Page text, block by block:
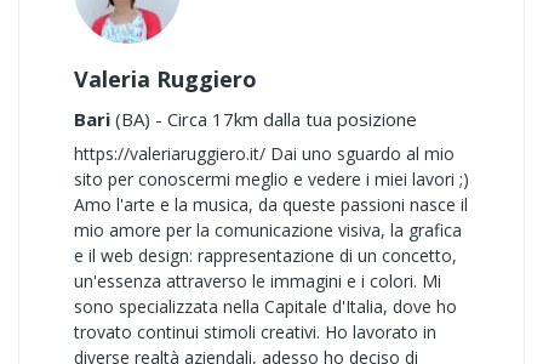
Valeria Ruggiero
Bari (BA) - Circa 17km dalla tua posizione
https://valeriaruggiero.it/ Dai uno sguardo al mio
sito per conoscermi meglio e vedere i miei lavori ;)
Amo l'arte e la musica, da queste passioni nasce il
mio amore per la comunicazione visiva, la grafica
e il web design: rappresentazione di un concetto,
un'essenza attraverso le immagini e i colori. Mi
sono specializzata nella Capitale d'Italia, dove ho
trovato continui stimoli creativi. Ho lavorato in
diverse realtà aziendali, adesso ho deciso di